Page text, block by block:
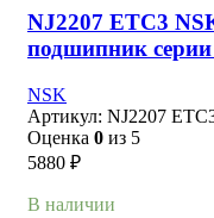
NJ2207 ETC3
подшипник
NSK
Артикул: NJ2207
Оценка 0 из 5
5880 ₽
В наличии